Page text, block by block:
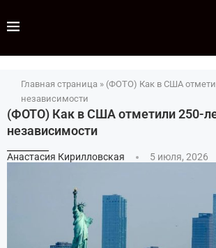
Главная страница » (ФОТО) Как в США
независимости
(ФОТО) Как в США отметили 250-
независимости
Анастасия Кирилловская 5 июля, 2026